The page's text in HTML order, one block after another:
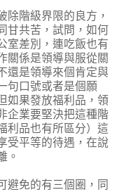
階級界限的良方，
甘共苦，試問，如何
室差別，連吃飯也有
關係是領導與服從關
還是領導來個肯定與
句口號或者是個願
如果發放福利品，領
企業要堅決把這種階
利品也有所區分）這
受平等的待遇，在說
。
免的有三個圈，同